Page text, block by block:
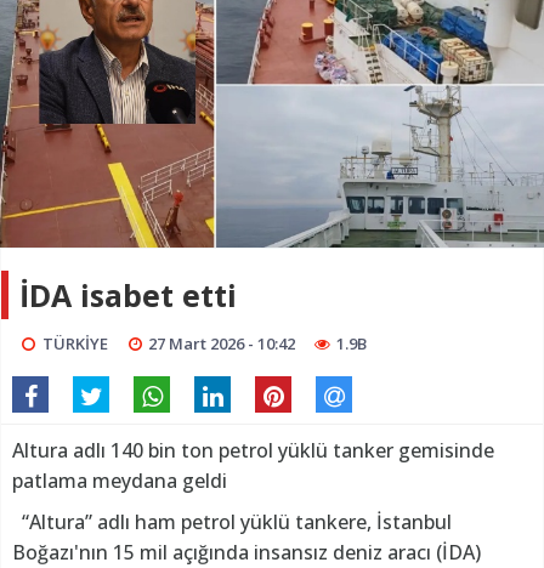
İDA isabet etti
TÜRKİYE 27 Mart 2026 - 10:42 1.9B
Altura adlı 140 bin ton petrol yüklü tanker gemisinde
patlama meydana geldi
“Altura” adlı ham petrol yüklü tankere, İstanbul
Boğazı'nın 15 mil açığında insansız deniz aracı (İDA)